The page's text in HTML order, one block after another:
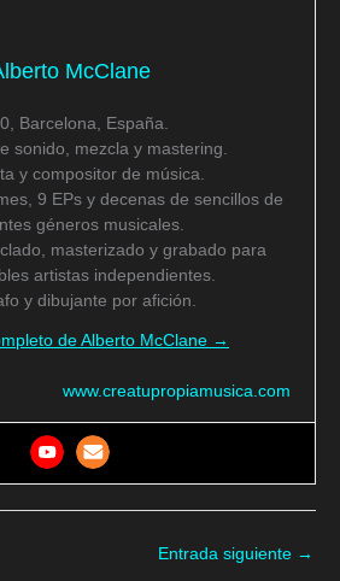
McClane
Barcelona, España.
sonido, mezcla y mastering.
y compositor de música.
9 EPs y decenas de sencillos de
géneros musicales.
masterizado y grabado para
artistas independientes.
y dibujante por afición.
de Alberto McClane →
www.creatupropiamusica.com
Entrada siguiente →